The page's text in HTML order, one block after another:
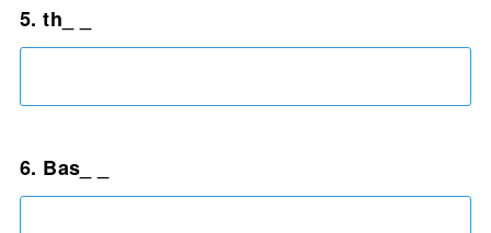
5. th_ _
6. Bas_ _